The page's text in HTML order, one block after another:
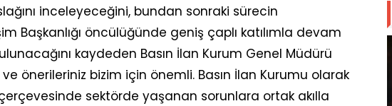
inceleyeceğini, bundan sonraki sürecin
Başkanlığı öncülüğünde geniş çaplı katılımla devam
kaydeden Basın İlan Kurum Genel Müdürü
önerileriniz bizim için önemli. Basın İlan Kurumu olarak
sektörde yaşanan sorunlara ortak akılla